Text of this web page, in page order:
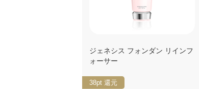
ジェネシス フォンダン リインフ
ォーサー
38pt 還元